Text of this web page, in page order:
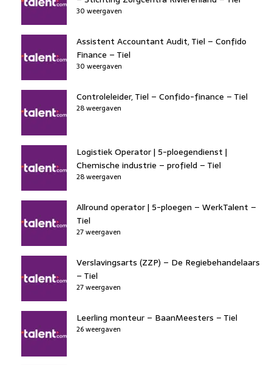
30 weergaven
Assistent Accountant Audit, Tiel – Confido
Finance – Tiel
30 weergaven
Controleleider, Tiel – Confido-finance – Tiel
28 weergaven
Logistiek Operator | 5-ploegendienst |
Chemische industrie – profield – Tiel
28 weergaven
Allround operator | 5-ploegen – WerkTalent –
Tiel
27 weergaven
Verslavingsarts (ZZP) – De Regiebehandelaars
– Tiel
27 weergaven
Leerling monteur – BaanMeesters – Tiel
26 weergaven